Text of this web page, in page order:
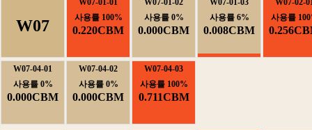
W07
W07-01-01
사용률100%
0.220CBM
W07-01-02
사용률0%
0.000CBM
W07-01-03
사용률6%
0.008CBM
W07-02-
사용률
W07-04-01
사용률0%
0.000CBM
W07-04-02
사용률0%
0.000CBM
W07-04-03
사용률100%
0.711CBM